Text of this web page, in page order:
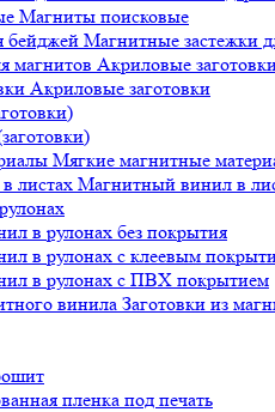
Магниты поисковые
Магнитные застежки
Акриловые
Акриловые заготовки
Мягкие магнитные
Магнитный винил в
в рулонах без покрытия
в рулонах с клеевым
в рулонах с ПВХ покрытием
Заготовки из
пленка под печать